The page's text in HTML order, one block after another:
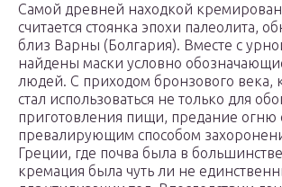
Самой древней находкой
считается стоянка эпохи палеолита,
близ Варны (Болгария). Вместе с
найдены маски условно
людей. С приходом бронзового века,
стал использоваться не только для
приготовления пищи, предание огню
превалирующим способом
Греции, где почва была в
кремация была чуть ли не